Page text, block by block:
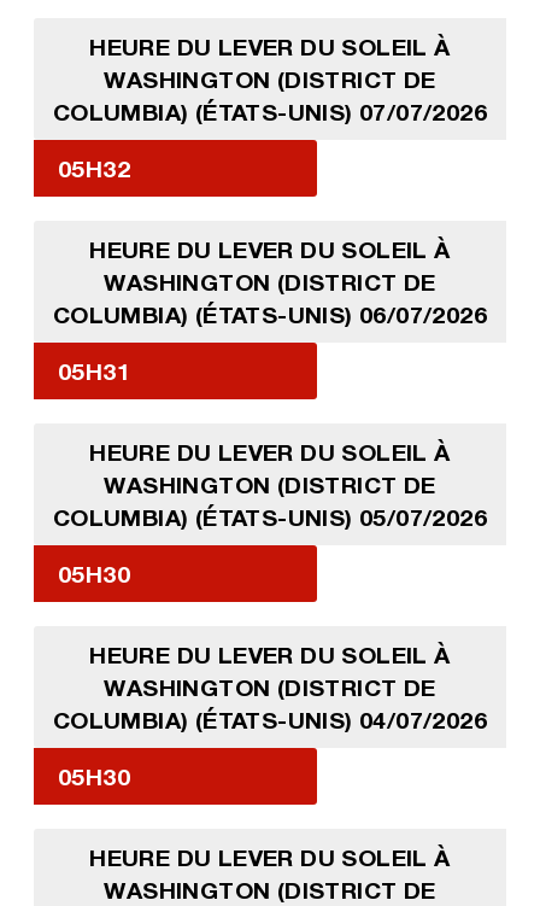
HEURE DU LEVER DU SOLEIL À
WASHINGTON (DISTRICT DE
COLUMBIA) (ÉTATS-UNIS) 07/07/2026
05H32
HEURE DU LEVER DU SOLEIL À
WASHINGTON (DISTRICT DE
COLUMBIA) (ÉTATS-UNIS) 06/07/2026
05H31
HEURE DU LEVER DU SOLEIL À
WASHINGTON (DISTRICT DE
COLUMBIA) (ÉTATS-UNIS) 05/07/2026
05H30
HEURE DU LEVER DU SOLEIL À
WASHINGTON (DISTRICT DE
COLUMBIA) (ÉTATS-UNIS) 04/07/2026
05H30
HEURE DU LEVER DU SOLEIL À
WASHINGTON (DISTRICT DE